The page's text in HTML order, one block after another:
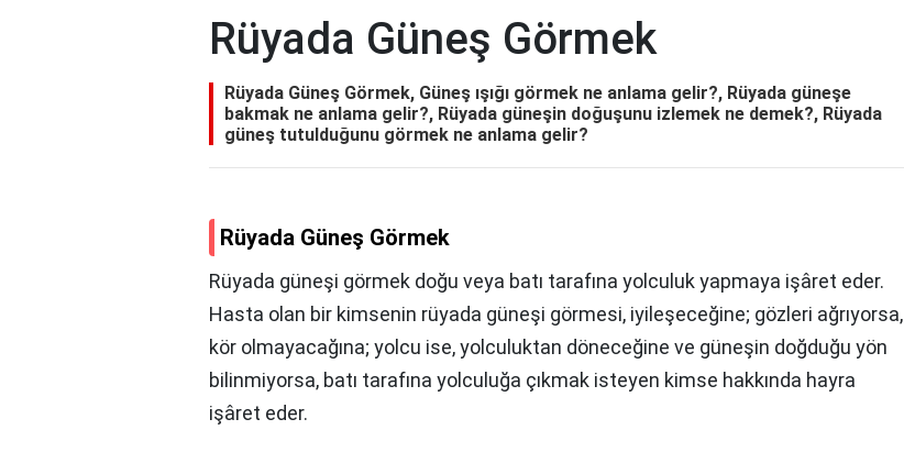
Rüyada Güneş Görmek
Rüyada Güneş Görmek, Güneş ışığı görmek ne anlama gelir?, Rüyada güneşe
bakmak ne anlama gelir?, Rüyada güneşin doğuşunu izlemek ne demek?, Rüyada
güneş tutulduğunu görmek ne anlama gelir?
Rüyada Güneş Görmek
Rüyada güneşi görmek doğu veya batı tarafına yolculuk yapmaya işâret eder.
Hasta olan bir kimsenin rüyada güneşi görmesi, iyileşeceğine; gözleri ağrıyorsa,
kör olmayacağına; yolcu ise, yolculuktan döneceğine ve güneşin doğduğu yön
bilinmiyorsa, batı tarafına yolculuğa çıkmak isteyen kimse hakkında hayra
işâret eder.